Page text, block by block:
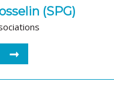
(SPG)